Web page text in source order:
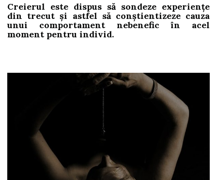
Creierul este dispus să sondeze experienţe
din trecut şi astfel să conştientizeze cauza
unui comportament nebenefic în acel
moment pentru individ.